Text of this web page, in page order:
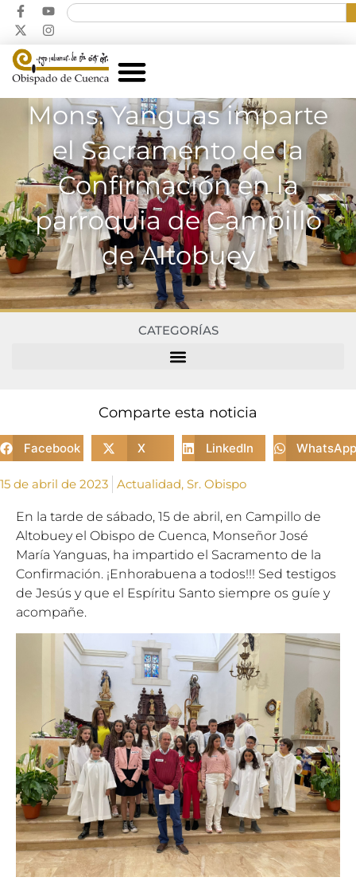
Mons. Yanguas imparte
el Sacramento de la
Confirmación en la
parroquia de Campillo
de Altobuey
CATEGORÍAS
Comparte esta noticia
Facebook X LinkedIn WhatsApp
15 de abril de 2023 Actualidad, Sr. Obispo
En la tarde de sábado, 15 de abril, en Campillo de
Altobuey el Obispo de Cuenca, Monseñor José
María Yanguas, ha impartido el Sacramento de la
Confirmación. ¡Enhorabuena a todos!!! Sed testigos
de Jesús y que el Espíritu Santo siempre os guíe y
acompañe.